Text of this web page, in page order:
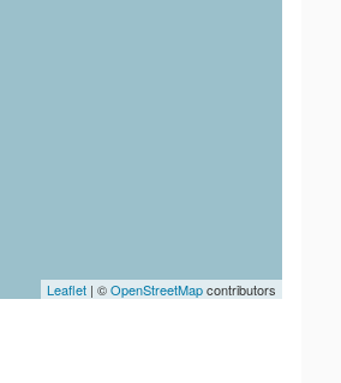
Leaflet | ©OpenStreetMapcontributors